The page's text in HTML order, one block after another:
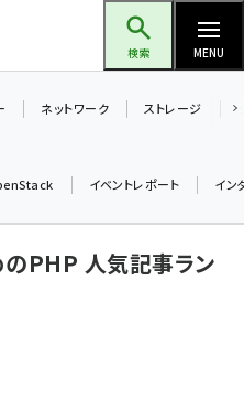
検索 MENU
山佳須夫のヒント集！ (2025)
ネットワーク ストレージ
イベントレポート イン
のPHP 人気記事ラン